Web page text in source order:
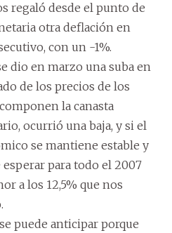
regaló desde el punto de
otra deflación en
con un -1%.
dio en marzo una suba en
de los precios de los
la canasta
ocurrió una baja, y si el
se mantiene estable y
para todo el 2007
a los 12,5% que nos
puede anticipar porque